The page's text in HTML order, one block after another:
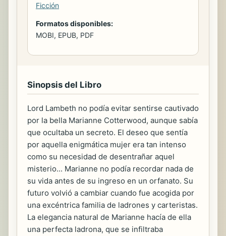
Ficción
Formatos disponibles:
MOBI, EPUB, PDF
Sinopsis del Libro
Lord Lambeth no podía evitar sentirse cautivado
por la bella Marianne Cotterwood, aunque sabía
que ocultaba un secreto. El deseo que sentía
por aquella enigmática mujer era tan intenso
como su necesidad de desentrañar aquel
misterio... Marianne no podía recordar nada de
su vida antes de su ingreso en un orfanato. Su
futuro volvió a cambiar cuando fue acogida por
una excéntrica familia de ladrones y carteristas.
La elegancia natural de Marianne hacía de ella
una perfecta ladrona, que se infiltraba